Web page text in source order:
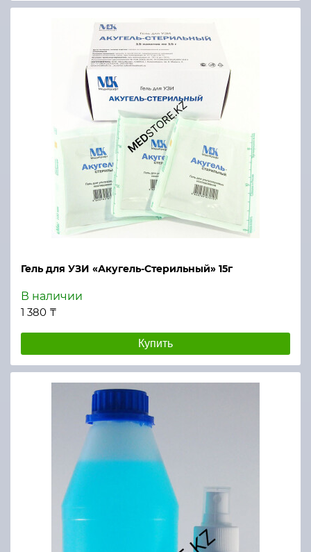
Гель для УЗИ «Акугель-Стерильный» 15г
В наличии
1 380 ₸
Купить